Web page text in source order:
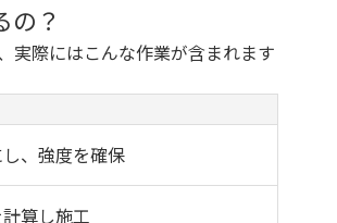
？
実際にはこんな作業が含まれます
、強度を確保
算し施工